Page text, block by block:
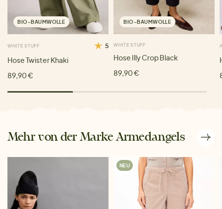
BIO-BAUMWOLLE
WHITE STUFF 5
Hose Twister Khaki
89,90 €
BIO-BAUMWOLLE
WHITE STUFF
Hose Illy Crop Black
89,90 €
Mehr von der Marke Armedangels
NEU